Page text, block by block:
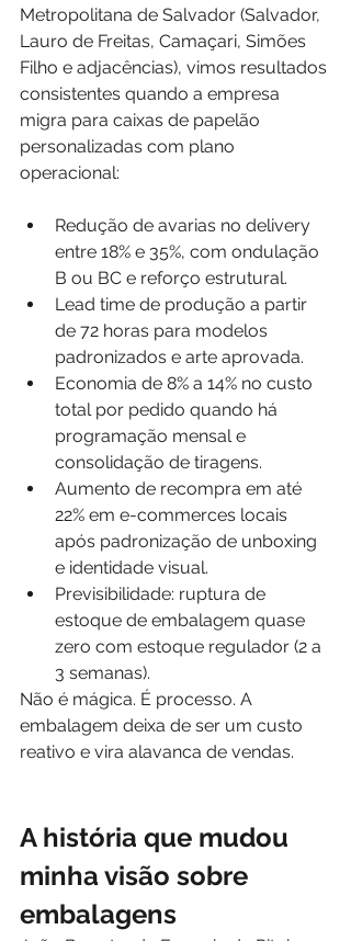
Metropolitana de Salvador (Salvador,
Lauro de Freitas, Camaçari, Simões
Filho e adjacências), vimos resultados
consistentes quando a empresa
migra para caixas de papelão
personalizadas com plano
operacional:
Redução de avarias no delivery
entre 18% e 35%, com ondulação
B ou BC e reforço estrutural.
Lead time de produção a partir
de 72 horas para modelos
padronizados e arte aprovada.
Economia de 8% a 14% no custo
total por pedido quando há
programação mensal e
consolidação de tiragens.
Aumento de recompra em até
22% em e-commerces locais
após padronização de unboxing
e identidade visual.
Previsibilidade: ruptura de
estoque de embalagem quase
zero com estoque regulador (2 a
3 semanas).
Não é mágica. É processo. A
embalagem deixa de ser um custo
reativo e vira alavanca de vendas.
A história que mudou
minha visão sobre
embalagens